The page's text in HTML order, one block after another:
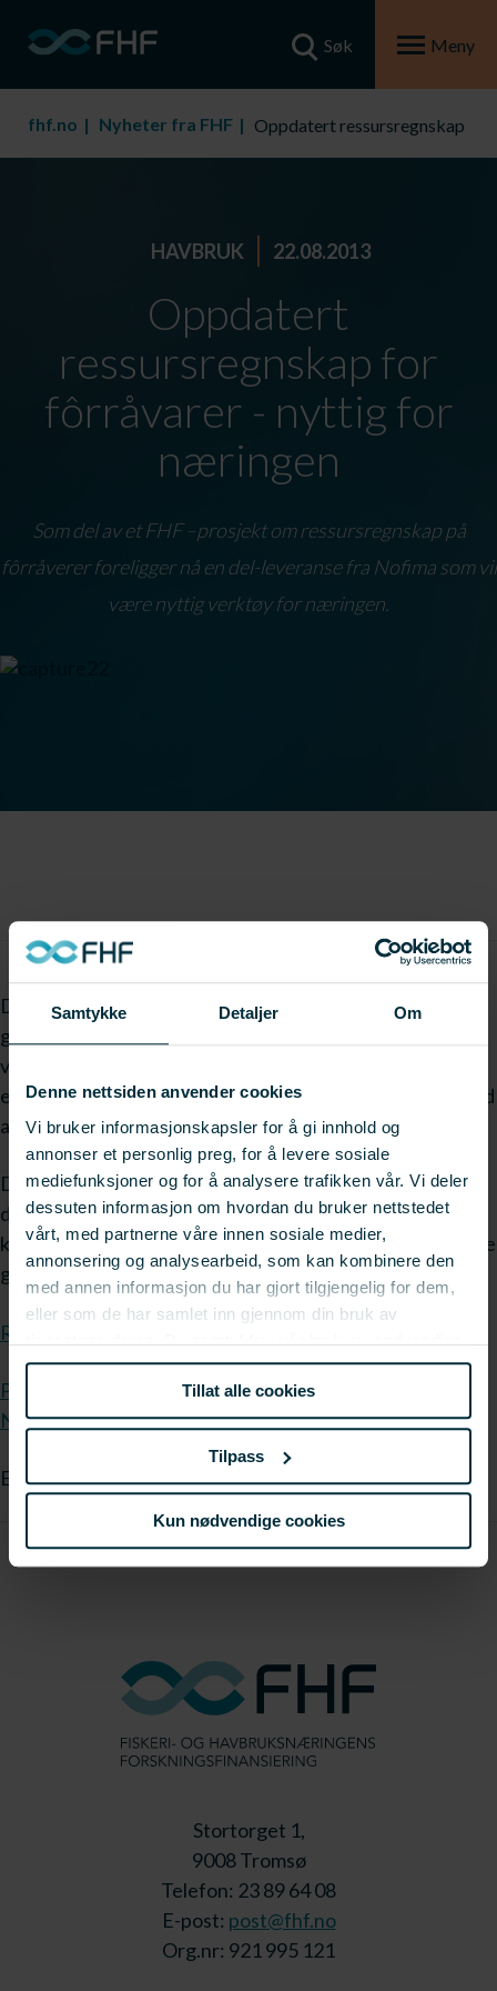
Samtykke Detaljer Om
Denne nettsiden anvender cookies
Vi bruker informasjonskapsler for å gi innhold og
annonser et personlig preg, for å levere sosiale
mediefunksjoner og for å analysere trafikken vår. Vi deler
dessuten informasjon om hvordan du bruker nettstedet
vårt, med partnerne våre innen sosiale medier,
annonsering og analysearbeid, som kan kombinere den
med annen informasjon du har gjort tilgjengelig for dem,
eller som de har samlet inn gjennom din bruk av
tjenestene deres. Du samtykker vår bruk av nødvendige
informasjonskapsler ved å bruke nettstedet vårt.
Tillat alle cookies
Tilpass
Kun nødvendige cookies
Søk Meny
fhf.no Nyheter fra FHF Oppdatert ressursregnskap
HAVBRUK 22.08.2013
Oppdatert
ressursregnskap for
fôrråvarer - nyttig for
næringen
Som del av et FHF –prosjekt om ressursregnskap på
fôrråverer foreligger nå en del-leveranse fra Nofima som vil
være nyttig verktøy for næringen.
Den ble første gang presentert under AquaNor, og gir et
godt bilde av dynamikken i utviklingen, den tydeliggjør
viktige faktorer som bl.a. «fish-in-fish-out» - faktor, og
energieffektivitetet i lakseproduksjon sammenliknet med
annen matproduksjon.
Dette er viktige forhold for næringen å løpende få
dokumentert, og når del-leveransen foreligger i et
kompakt fakta-ark og en ppt.-presentasjon vil det og være
gode verktøy.
Råvarebruk og effektivitet i norsk lakseoppdrett
Presentasjon - Resource budget for raw materials in
Norwegian salmon feeds 2010 and 2012
Endelig rapport vil foreligge senere.
Stortorget 1,
9008 Tromsø
Telefon: 23 89 64 08
E-post: post@fhf.no
Org.nr: 921 995 121